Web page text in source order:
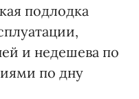
подлодка
и недешева по
по дну